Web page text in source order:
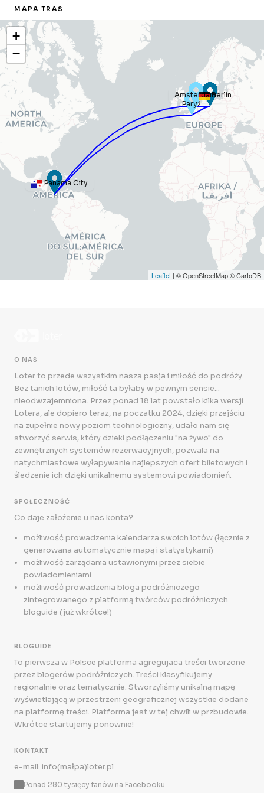
MAPA TRAS
Berlin
Panama City
Paryż
Amsterdam
+
−
Leaflet | © OpenStreetMap © CartoDB
O NAS
Loter to przede wszystkim nasza pasja i miłość do podróży.
Bez tanich lotów, miłość ta byłaby w pewnym sensie...
nieodwzajemniona. Przez ponad 18 lat powstało kilka wersji
Lotera, ale dopiero teraz, na poczatku 2024, dzięki przejściu
na zupełnie nowy poziom technologiczny, udało nam się
stworzyć serwis, który dzieki podłączeniu "na żywo" do
zewnętrznych systemów rezerwacyjnych, pozwala na
natychmiastowe wyłapywanie najlepszych ofert biletowych i
śledzenie ich dzięki unikalnemu systemowi powiadomień.
SPOŁECZNOŚĆ
Co daje założenie u nas konta?
możliwość prowadzenia kalendarza swoich lotów (łącznie z
generowana automatycznie mapą i statystykami)
możliwość zarządania ustawionymi przez siebie
powiadomieniami
możliwość prowadzenia bloga podróżniczego
zintegrowanego z platformą twórców podróżniczych
bloguide (już wkrótce!)
BLOGUIDE
To pierwsza w Polsce platforma agregujaca treści tworzone
przez blogerów podróżniczych. Treści klasyfikujemy
regionalnie oraz tematycznie. Stworzyliśmy unikalną mapę
wyświetlającą w przestrzeni geograficznej wszystkie dodane
na platformę treści. Platforma jest w tej chwili w przbudowie.
Wkrótce startujemy ponownie!
KONTAKT
e-mail: info(małpa)loter.pl
Ponad 280 tysięcy fanów na Facebooku